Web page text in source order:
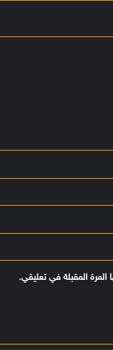
المقبلة في تعليقي.